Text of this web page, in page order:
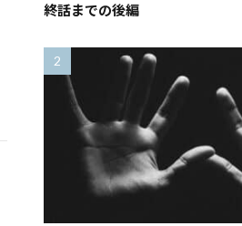
終話までの後編